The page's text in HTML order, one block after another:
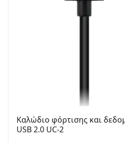
Καλώδιο φόρτισης και
USB 2.0 UC-2